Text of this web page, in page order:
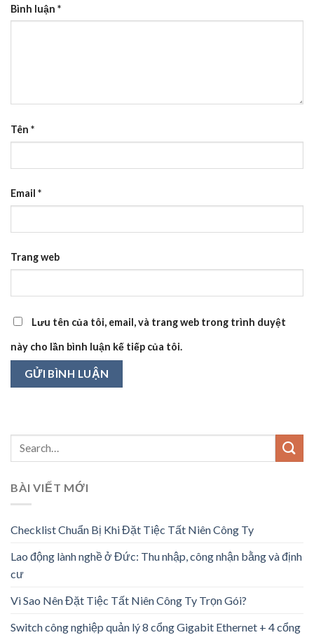
Bình luận *
Tên *
Email *
Trang web
Lưu tên của tôi, email, và trang web trong trình duyệt
này cho lần bình luận kế tiếp của tôi.
BÀI VIẾT MỚI
Checklist Chuẩn Bị Khi Đặt Tiệc Tất Niên Công Ty
Lao động lành nghề ở Đức: Thu nhập, công nhận bằng và định
cư
Vì Sao Nên Đặt Tiệc Tất Niên Công Ty Trọn Gói?
Switch công nghiệp quản lý 8 cổng Gigabit Ethernet + 4 cổng